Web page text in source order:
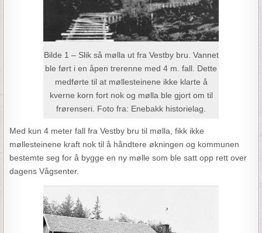
Bilde 1 – Slik så mølla ut fra Vestby bru. Vannet
ble ført i en åpen trerenne med 4 m. fall. Dette
medførte til at møllesteinene ikke klarte å
kverne korn fort nok og mølla ble gjort om til
frørenseri. Foto fra: Enebakk historielag.
Med kun 4 meter fall fra Vestby bru til mølla, fikk ikke
møllesteinene kraft nok til å håndtere økningen og kommunen
bestemte seg for å bygge en ny mølle som ble satt opp rett over
dagens Vågsenter.